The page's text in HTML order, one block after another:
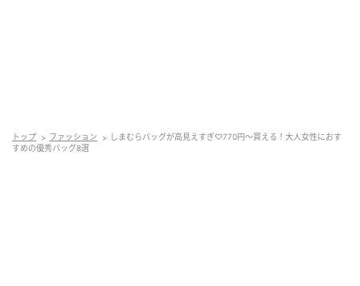
トップ ファッション
しまむらバッグが高見えすぎ♡770円〜買える！大人女性におす
すめの優秀バッグ8選